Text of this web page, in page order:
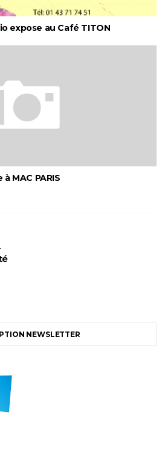
expose au Café TITON
MAC PARIS
NEWSLETTER